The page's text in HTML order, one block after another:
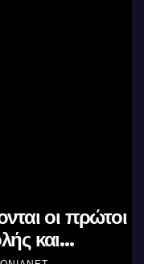
οι πρώτοι